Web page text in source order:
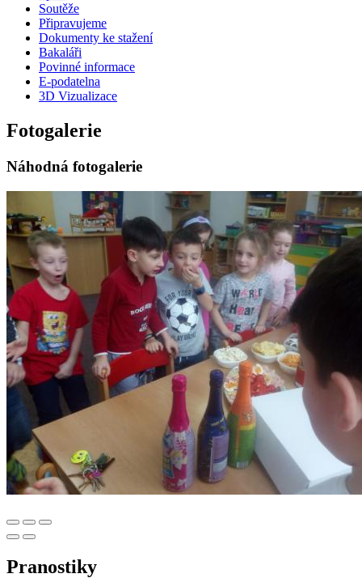
Soutěže
Připravujeme
Dokumenty ke stažení
Bakaláři
Povinné informace
E-podatelna
3D Vizualizace
Fotogalerie
Náhodná fotogalerie
Pranostiky